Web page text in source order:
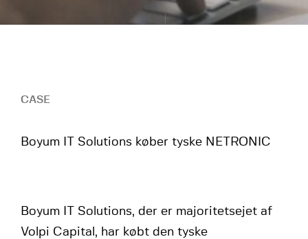
CASE
Boyum IT Solutions køber tyske NETRONIC
Boyum IT Solutions, der er majoritetsejet af
Volpi Capital, har købt den tyske